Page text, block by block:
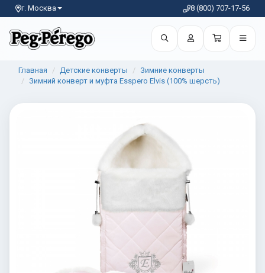
г. Москва 8 (800) 707-17-56
Главная Детские конверты
Зимние конверты
Зимний конверт и муфта Esspero Elvis (100% шерсть)